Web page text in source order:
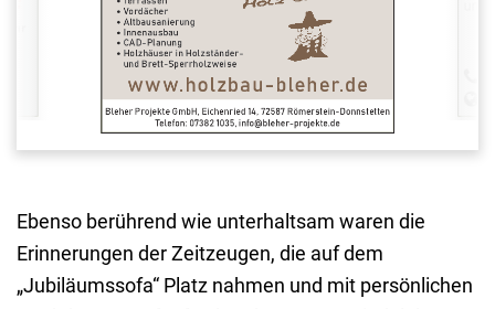
Ebenso berührend wie unterhaltsam waren die
Erinnerungen der Zeitzeugen, die auf dem
„Jubiläumssofa“ Platz nahmen und mit persönlichen